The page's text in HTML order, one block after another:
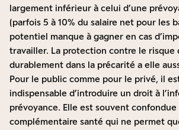
largement inférieur à celui d’une
(parfois 5 à 10% du salaire net pour les
potentiel manque à gagner en cas
travailler. La protection contre le risque
durablement dans la précarité a elle
Pour le public comme pour le privé, il
indispensable d’introduire un droit à
prévoyance. Elle est souvent confondue
complémentaire santé qui ne permet